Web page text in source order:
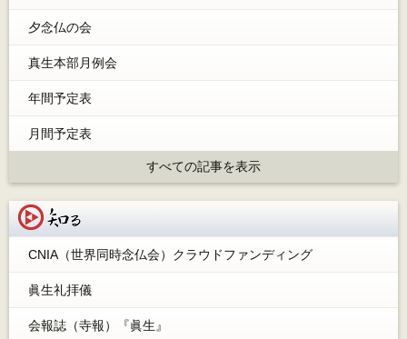
夕念仏の会
真生本部月例会
年間予定表
月間予定表
すべての記事を表示
CNIA（世界同時念仏会）クラウドファンディング
眞生礼拝儀
会報誌（寺報）『眞生』